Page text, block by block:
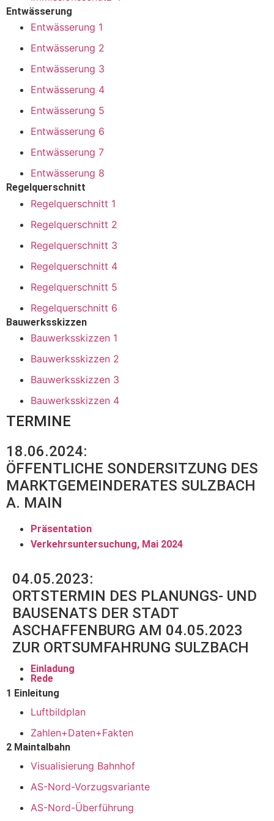
Entwässerung
Entwässerung 1
Entwässerung 2
Entwässerung 3
Entwässerung 4
Entwässerung 5
Entwässerung 6
Entwässerung 7
Entwässerung 8
Regelquerschnitt
Regelquerschnitt 1
Regelquerschnitt 2
Regelquerschnitt 3
Regelquerschnitt 4
Regelquerschnitt 5
Regelquerschnitt 6
Bauwerksskizzen
Bauwerksskizzen 1
Bauwerksskizzen 2
Bauwerksskizzen 3
Bauwerksskizzen 4
TERMINE
18.06.2024:
ÖFFENTLICHE SONDERSITZUNG DES
MARKTGEMEINDERATES SULZBACH
A. MAIN
Präsentation
Verkehrsuntersuchung, Mai 2024
04.05.2023:
ORTSTERMIN DES PLANUNGS- UND
BAUSENATS DER STADT
ASCHAFFENBURG AM 04.05.2023
ZUR ORTSUMFAHRUNG SULZBACH
Einladung
Rede
1 Einleitung
Luftbildplan
Zahlen+Daten+Fakten
2 Maintalbahn
Visualisierung Bahnhof
AS-Nord-Vorzugsvariante
AS-Nord-Überführung